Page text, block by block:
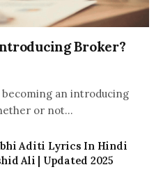
Broker?
becoming an introducing
or not…
Aditi Lyrics In Hindi
Ali | Updated 2025